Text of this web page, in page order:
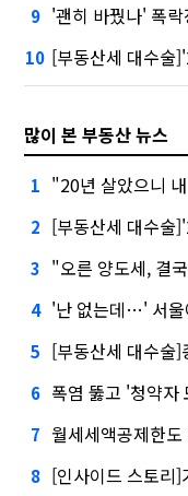
9 '괜히 바꿨나' 폭락
10 [부동산세 대수술
많이 본 부동산 뉴스
1 "20년 살았으니
2 [부동산세 대수술
3 "오른 양도세, 결
4 '난 없는데…' 서울
5 [부동산세 대수술
6 폭염 뚫고 '청약
7 월세세액공제한
8 [인사이드 스토리